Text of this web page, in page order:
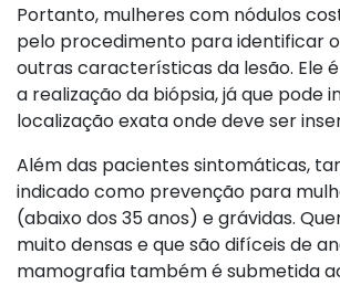
Portanto, mulheres com nódulos
pelo procedimento para identificar
outras características da lesão. Ele
a realização da biópsia, já que pode
localização exata onde deve ser
Além das pacientes sintomáticas,
indicado como prevenção para
(abaixo dos 35 anos) e grávidas.
muito densas e que são difíceis de
mamografia também é submetida